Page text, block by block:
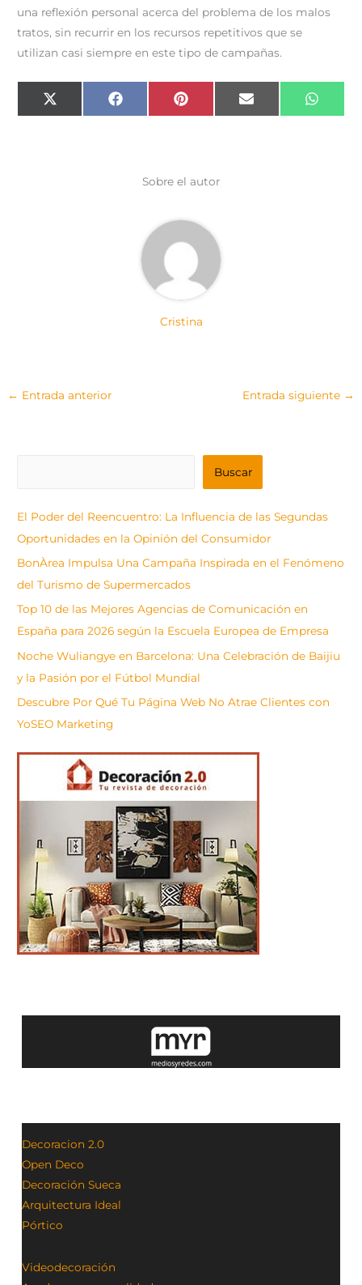
una reflexión personal acerca del problema de los malos
tratos, sin recurrir en los recursos repetitivos que se
utilizan casi siempre en este tipo de campañas.
Compartir
en
X
(
Compartir
en
F
a
Compartir
en
P
i
s
t
Compartir
en
E
m
en
W
h
Sobre el autor
Cristina
← Entrada anterior Entrada siguiente →
Buscar
El Poder del Reencuentro: La Influencia de las Segundas
Oportunidades en la Opinión del Consumidor
BonÀrea Impulsa Una Campaña Inspirada en el Fenómeno
del Turismo de Supermercados
Top 10 de las Mejores Agencias de Comunicación en
España para 2026 según la Escuela Europea de Empresa
Noche Wuliangye en Barcelona: Una Celebración de Baijiu
y la Pasión por el Fútbol Mundial
Descubre Por Qué Tu Página Web No Atrae Clientes con
YoSEO Marketing
Decoracion 2.0
Open Deco
Decoración Sueca
Arquitectura Ideal
Pórtico
Videodecoración